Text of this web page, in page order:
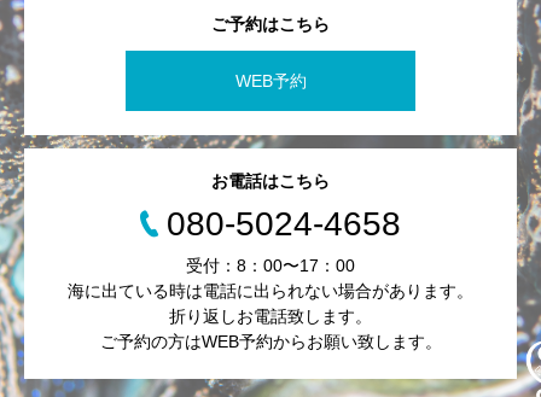
ご予約はこちら
WEB予約
お電話はこちら
080-5024-4658
受付：8：00〜17：00
海に出ている時は電話に出られない場合があります。
折り返しお電話致します。
ご予約の方はWEB予約からお願い致します。